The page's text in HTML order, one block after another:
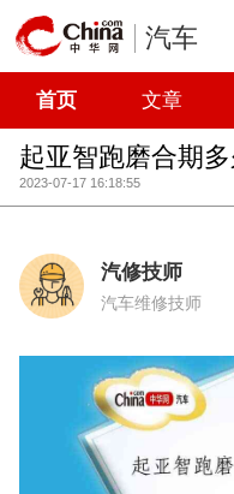
汽车
首页 文章
起亚智跑磨合期多
2023-07-17 16:18:55
汽修技师
汽车维修技师